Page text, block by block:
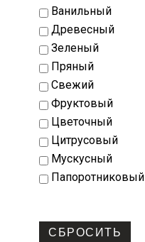
Ванильный
Древесный
Зеленый
Пряный
Свежий
Фруктовый
Цветочный
Цитрусовый
Мускусный
Папоротниковый
СБРОСИТЬ